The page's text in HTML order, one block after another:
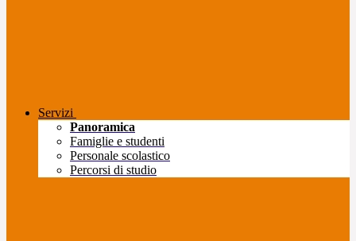
Servizi
Panoramica
Famiglie e studenti
Personale scolastico
Percorsi di studio